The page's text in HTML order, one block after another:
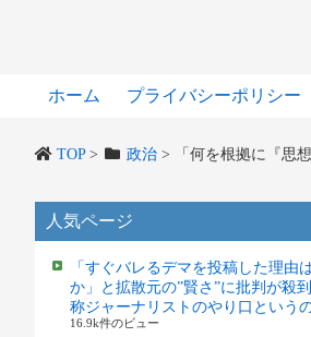
ホーム プライバシーポリシー
TOP> 政治> 「何を根拠に『思
人気ページ
「すぐバレるデマを投稿した理由
か」と拡散元の”賢さ”に批判が殺
称ジャーナリストのやり口とい
16.9k件のビュー